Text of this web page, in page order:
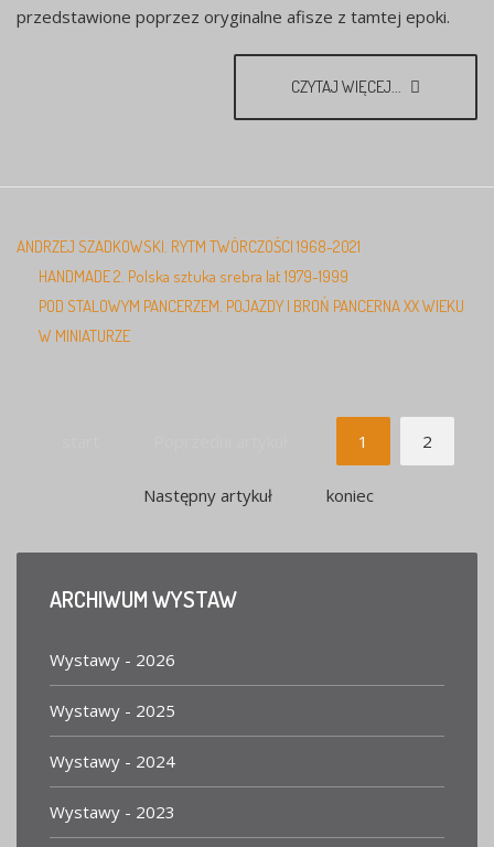
przedstawione poprzez oryginalne afisze z tamtej epoki.
CZYTAJ WIĘCEJ...
ANDRZEJ SZADKOWSKI. RYTM TWÓRCZOŚCI 1968-2021
HANDMADE 2. Polska sztuka srebra lat 1979-1999
POD STALOWYM PANCERZEM. POJAZDY I BROŃ PANCERNA XX WIEKU
W MINIATURZE
1 2
Następny artykuł koniec
ARCHIWUMWYSTAW
Wystawy - 2026
Wystawy - 2025
Wystawy - 2024
Wystawy - 2023